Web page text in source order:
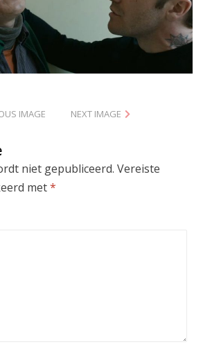
IMAGE NEXT IMAGE
niet gepubliceerd. Vereiste
met*